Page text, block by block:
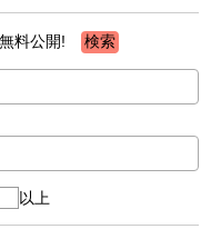
料公開!
以上